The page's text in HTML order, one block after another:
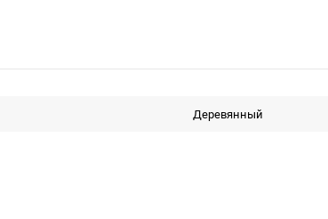
Деревянный